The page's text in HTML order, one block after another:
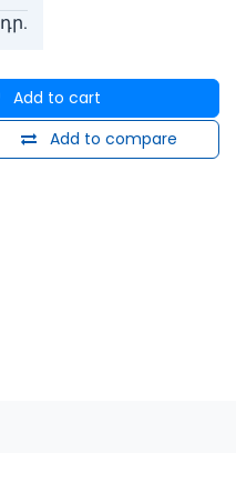
դր.
Add to cart
Add to compare